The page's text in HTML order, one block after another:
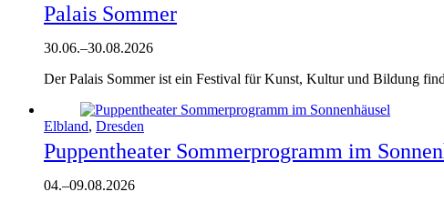
Palais Sommer
30.06.–30.08.2026
Der Palais Sommer ist ein Festival für Kunst, Kultur und Bildung
Elbland, Dresden
Puppentheater Sommerprogramm im
04.–09.08.2026